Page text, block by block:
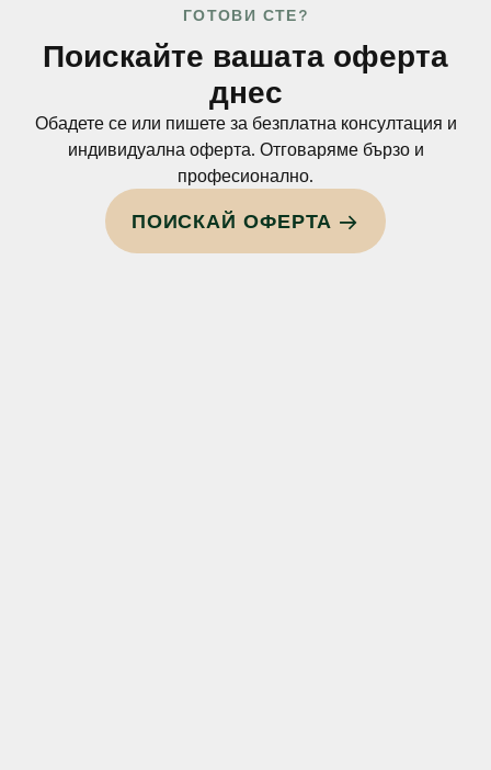
ГОТОВИ СТЕ?
Поискайте вашата оферта
днес
Обадете се или пишете за безплатна консултация и
индивидуална оферта. Отговаряме бързо и
професионално.
ПОИСКАЙ ОФЕРТА →